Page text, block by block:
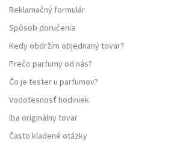
Reklamačný formulár
Spôsob doručenia
Kedy obdržím objednaný tovar?
Prečo parfumy od nás?
Čo je tester u parfumov?
Vodotesnosť hodiniek
Iba originálny tovar
Často kladené otázky